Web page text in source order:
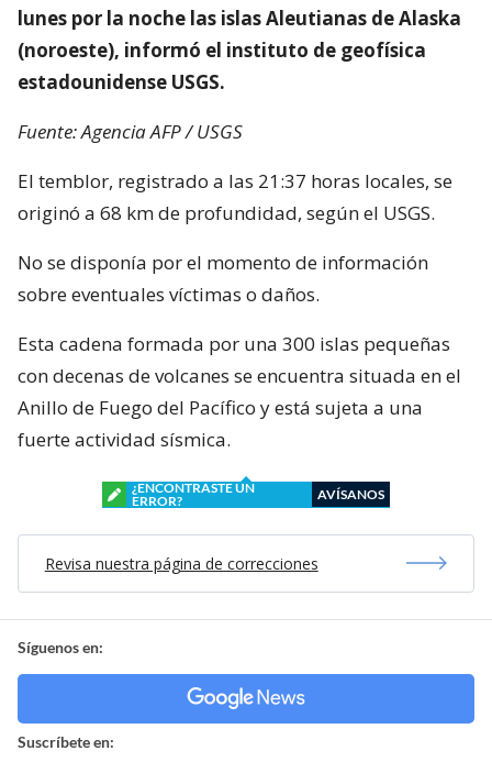
lunes por la noche las islas Aleutianas de Alaska
(noroeste), informó el instituto de geofísica
estadounidense USGS.
Fuente: Agencia AFP / USGS
El temblor, registrado a las 21:37 horas locales, se
originó a 68 km de profundidad, según el USGS.
No se disponía por el momento de información
sobre eventuales víctimas o daños.
Esta cadena formada por una 300 islas pequeñas
con decenas de volcanes se encuentra situada en el
Anillo de Fuego del Pacífico y está sujeta a una
fuerte actividad sísmica.
¿ENCONTRASTE UN
ERROR?
AVÍSANOS
Revisa nuestra página de correcciones
Síguenos en:
Suscríbete en: